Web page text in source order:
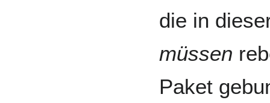
die in
müssen
Paket